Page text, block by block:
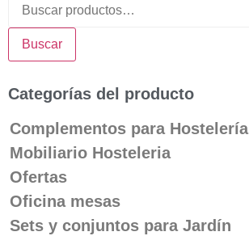
Buscar
Categorías del producto
Complementos para Hostelería
Mobiliario Hosteleria
Ofertas
Oficina mesas
Sets y conjuntos para Jardín